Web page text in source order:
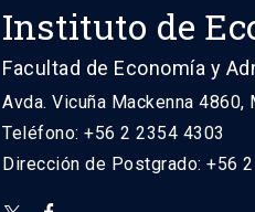
Instituto de
Facultad de Economía y
Avda. Vicuña Mackenna 4860,
Teléfono: +56 2 2354 4303
Dirección de Postgrado: +56